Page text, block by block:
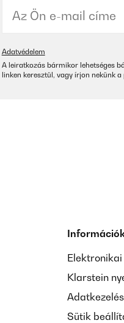
Adatvédelem
A leiratkozás bármikor lehetséges
linken keresztül, vagy írjon nekünk a
Elektronikai
Klarstein
Sütik